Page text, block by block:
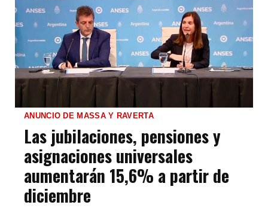
ANUNCIO DE MASSA Y RAVERTA
Las jubilaciones, pensiones y
asignaciones universales
aumentarán 15,6% a partir de
diciembre